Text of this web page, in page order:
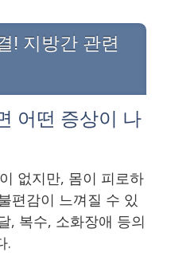
! 지방간 관련
어떤 증상이 나
없지만, 몸이 피로하
편감이 느껴질 수 있
, 복수, 소화장애 등의
.